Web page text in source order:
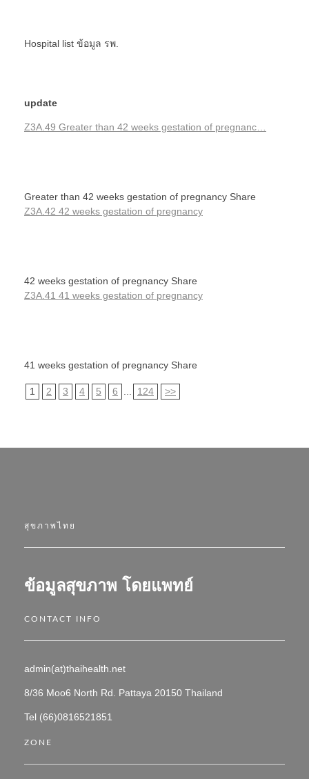
Hospital list ข้อมูล รพ.
update
Z3A.49 Greater than 42 weeks gestation of pregnanc…
Greater than 42 weeks gestation of pregnancy Share
Z3A.42 42 weeks gestation of pregnancy
42 weeks gestation of pregnancy Share
Z3A.41 41 weeks gestation of pregnancy
41 weeks gestation of pregnancy Share
1 2 3 4 5 6 ... 124 >>
สุขภาพไทย
ข้อมูลสุขภาพ โดยแพทย์
CONTACT INFO
admin(at)thaihealth.net
8/36 Moo6 North Rd. Pattaya 20150 Thailand
Tel (66)0816521851
ZONE